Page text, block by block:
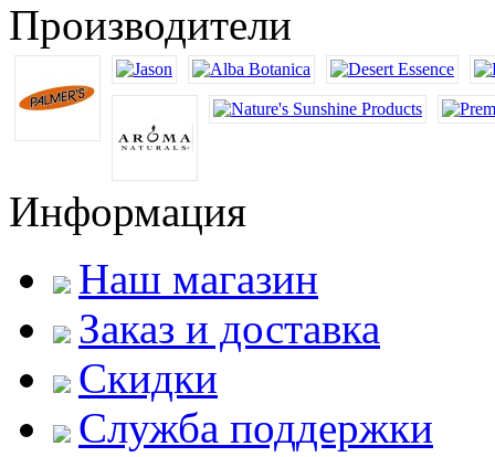
Производители
Информация
Наш магазин
Заказ и доставка
Скидки
Служба поддержки